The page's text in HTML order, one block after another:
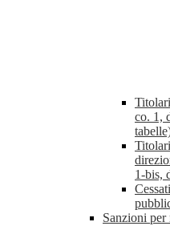
co. 1,
1-bis,
Sanzioni per